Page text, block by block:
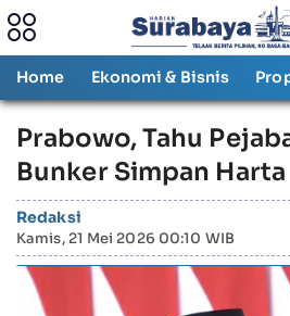
Home Ekonomi & Bisnis
Prabowo, Tahu
Bunker Simpan Harta
Redaksi
Kamis, 21 Mei 2026 00:10 WIB